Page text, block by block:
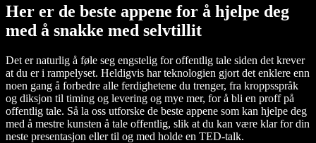
Her er de beste appene for å hjelpe deg
med å snakke med selvtillit
Det er naturlig å føle seg engstelig for offentlig tale siden det krever
at du er i rampelyset. Heldigvis har teknologien gjort det enklere enn
noen gang å forbedre alle ferdighetene du trenger, fra kroppsspråk
og diksjon til timing og levering og mye mer, for å bli en proff på
offentlig tale. Så la oss utforske de beste appene som kan hjelpe deg
med å mestre kunsten å tale offentlig, slik at du kan være klar for din
neste presentasjon eller til og med holde en TED-talk.